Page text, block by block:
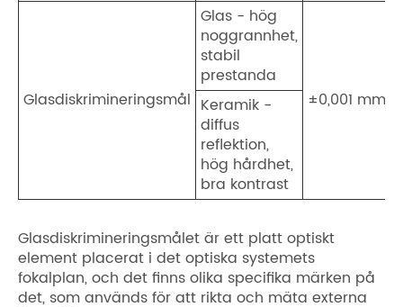
Glasdiskrimineringsmål
Glas - hög
noggrannhet,
stabil
prestanda
±0,001 mm
Keramik -
diffus
reflektion,
hög hårdhet,
bra kontrast
Glasdiskrimineringsmålet är ett platt optiskt
element placerat i det optiska systemets
fokalplan, och det finns olika specifika märken på
det, som används för att rikta och mäta externa